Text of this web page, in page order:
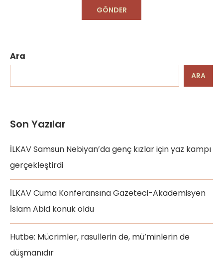
Ara
ARA
Son Yazılar
İLKAV Samsun Nebiyan’da genç kızlar için yaz kampı
gerçekleştirdi
İLKAV Cuma Konferansına Gazeteci-Akademisyen
İslam Abid konuk oldu
Hutbe: Mücrimler, rasullerin de, mü’minlerin de
düşmanıdır